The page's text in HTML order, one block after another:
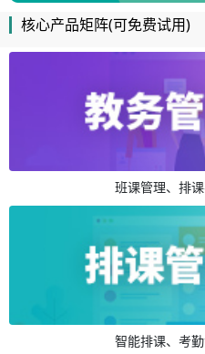
核心产品矩阵(可免费试用)
班课管理、排
智能排课、考